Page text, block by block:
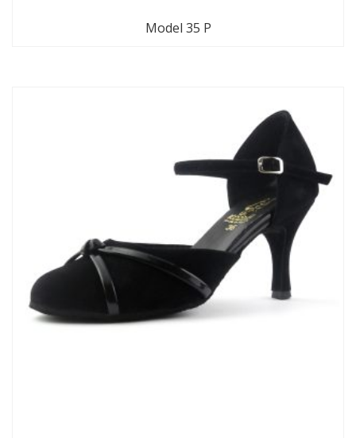
Model 35 P